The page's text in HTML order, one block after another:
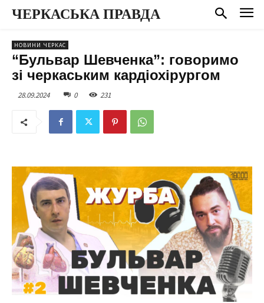
ЧЕРКАСЬКА ПРАВДА
НОВИНИ ЧЕРКАС
“Бульвар Шевченка”: говоримо
зі черкаським кардіохірургом
28.09.2024 0 231